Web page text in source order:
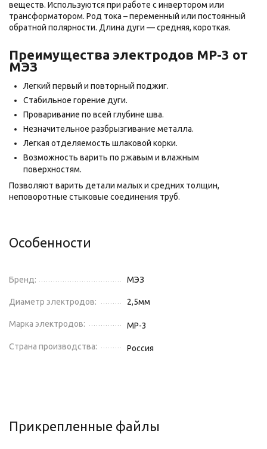
веществ. Используются при работе с инвертором или
трансформатором. Род тока – переменный или постоянный
обратной полярности. Длина дуги — средняя, короткая.
Преимущества электродов МР-3 от
МЭЗ
Легкий первый и повторный поджиг.
Стабильное горение дуги.
Проваривание по всей глубине шва.
Незначительное разбрызгивание металла.
Легкая отделяемость шлаковой корки.
Возможность варить по ржавым и влажным
поверхностям.
Позволяют варить детали малых и средних толщин,
неповоротные стыковые соединения труб.
Особенности
Бренд: МЭЗ
Диаметр электродов: 2,5мм
Марка электродов: МР-3
Страна производства: Россия
Прикрепленные файлы